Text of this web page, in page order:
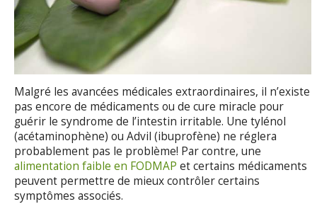
Malgré les avancées médicales extraordinaires, il n’existe
pas encore de médicaments ou de cure miracle pour
guérir le syndrome de l’intestin irritable. Une tylénol
(acétaminophène) ou Advil (ibuprofène) ne réglera
probablement pas le problème! Par contre, une
alimentation faible en FODMAP et certains médicaments
peuvent permettre de mieux contrôler certains
symptômes associés.